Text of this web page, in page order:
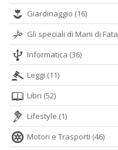
Giardinaggio (16)
Gli speciali di Mani di Fata
Informatica (36)
Leggi (11)
Libri (52)
Lifestyle (1)
Motori e Trasporti (46)